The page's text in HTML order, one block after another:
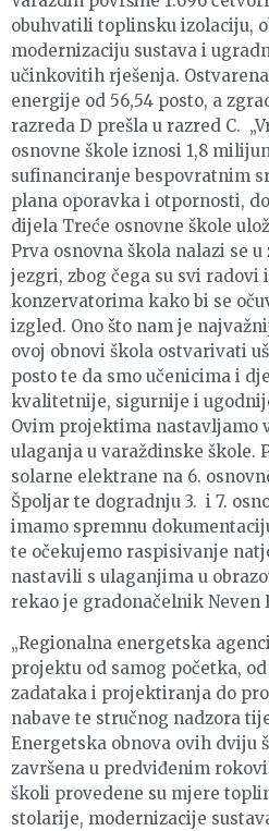
obuhvatili toplinsku izolaciju,
modernizaciju sustava i
učinkovitih rješenja.
energije od 56,54 posto, a
razreda D prešla u razred C.
osnovne škole iznosi 1,8
sufinanciranje bespovratnim
plana oporavka i otpornosti,
dijela Treće osnovne škole
Prva osnovna škola nalazi se
jezgri, zbog čega su svi radovi
konzervatorima kako bi se
izgled. Ono što nam je
ovoj obnovi škola ostvarivati
posto te da smo učenicima i
kvalitetnije, sigurnije i
Ovim projektima nastavljamo
ulaganja u varaždinske škole.
solarne elektrane na 6.
Špoljar te dogradnju 3. i 7.
imamo spremnu
te očekujemo raspisivanje
nastavili s ulaganjima u
rekao je gradonačelnik Neven
„Regionalna energetska
projektu od samog početka,
zadataka i projektiranja do
nabave te stručnog nadzora
Energetska obnova ovih dviju
završena u predviđenim
školi provedene su mjere
stolarije, modernizacije